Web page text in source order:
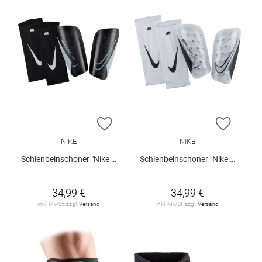
ZUR WUNSCHLISTE HINZUFÜGEN
NIKE
Schienbeinschoner "Nike Mercurial Lite"
34,99 €
inkl. MwSt. zzgl. Versand
ZUR
NIKE
Schienbeinschoner "Nike Mercurial Lite"
34,99 €
inkl. MwSt. zzgl. Versand